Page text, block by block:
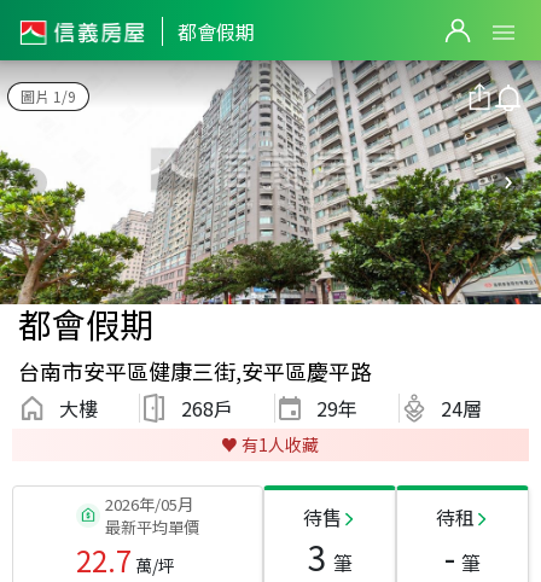
都會假期
圖片 1/9
都會假期
台南市安平區健康三街,安平區慶平路
大樓 268戶 29年 24層
♥️ 有1 人收藏
2026年/05月
最新平均單價
22.7 萬/坪
待售
3 筆
待租
- 筆